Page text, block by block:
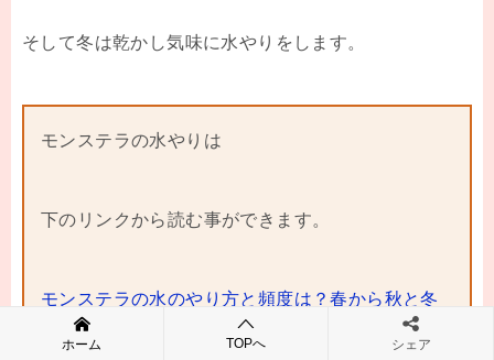
そして冬は乾かし気味に水やりをします。
モンステラの水やりは
下のリンクから読む事ができます。
モンステラの水のやり方と頻度は？春から秋と冬
とではどう違う？
ホーム TOPへ シェア